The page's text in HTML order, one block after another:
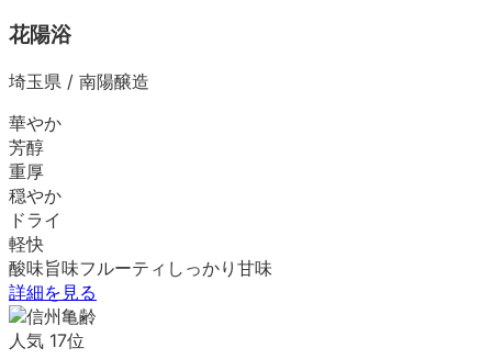
花陽浴
埼玉県 / 南陽醸造
華やか
芳醇
重厚
穏やか
ドライ
軽快
酸味旨味フルーティ しっかり 甘味
詳細を見る
人気 17位